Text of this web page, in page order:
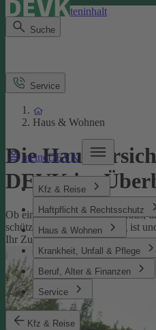
Direkt zum Seiteninhalt
Suche
meineDEVK
Kfz & Reise
Haftpflicht & Rechtsschutz
Haus & Wohnen
Krankheit, Unfall & Pflege
Beruf, Alter & Finanzen
Service
Kfz & Reise
Service
Haus & Wohnen
Die
DEVK im
Ob eine Versicherung fürs Haus,
schützen, was Ihnen wichtig ist
Ihr Zuhause.